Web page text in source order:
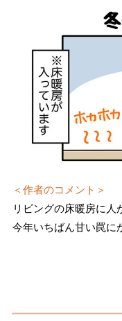
＜作者のコメント＞
リビングの床暖房に人
今年いちばん甘い罠に